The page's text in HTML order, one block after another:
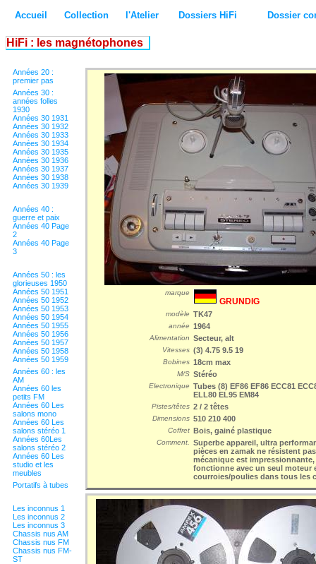
Accueil Collection l'Atelier Dossiers HiFi Dossier
HiFi : les magnétophones
Années 20 :
premier pas
Années 30 :
années folles
1930
Années 30 1931
Années 30 1932
Années 30 1933
Années 30 1934
Années 30 1935
Années 30 1936
Années 30 1937
Années 30 1938
Années 30 1939
Années 40 :
guerre et paix
Années 40 Page
2
Années 40 Page
3
Années 50 : les
glorieuses 1950
Années 50 1951
Années 50 1952
Années 50 1953
Années 50 1954
Années 50 1955
Années 50 1956
Années 50 1957
Années 50 1958
Années 50 1959
Années 60 : les
AM
Années 60 les
petits FM
Années 60 Les
salons mono
Années 60 Les
salons stéréo 1
Années 60Les
salons stéréo 2
Années 60 Les
studio et les
meubles
Portatifs à tubes
Les inconnus 1
Les inconnus 2
Les inconnus 3
Chassis nus AM
Chassis nus FM
Chassis nus FM-
ST
marque
GRUNDIG
modèle TK47
année 1964
Alimentation Secteur, alt
Vitesses (3) 4.75 9.5 19
Bobines 18cm max
M/S Stéréo
Electronique Tubes (8) EF86 EF86 ECC81
ELL80 EL95 EM84
Pistes/têtes 2 / 2 têtes
Dimensions 510 210 400
Coffret Bois, gainé plastique
Comment.
Superbe appareil, ultra
pièces en zamak ne résistent
mécanique est
fonctionne avec un seul moteur
courroies/poulies dans tous les